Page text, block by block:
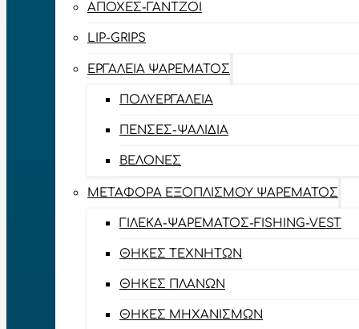
ΑΠΌΧΕΣ-ΓΆΝΤΖΟΙ
LIP-GRIPS
EΡΓΑΛΕΊΑ ΨΑΡΈΜΑΤΟΣ
ΠΟΛΥΕΡΓΑΛΕΊΑ
ΠΈΝΣΕΣ-ΨΑΛΊΔΙΑ
ΒΕΛΌΝΕΣ
ΜΕΤΑΦΟΡΆ ΕΞΟΠΛΙΣΜΟΎ ΨΑΡΈΜΑΤΟΣ
ΓΙΛΈΚΑ-ΨΑΡΈΜΑΤΟΣ-FISHING-VEST
ΘΉΚΕΣ ΤΕΧΝΗΤΏΝ
ΘΉΚΕΣ ΠΛΆΝΩΝ
ΘΉΚΕΣ ΜΗΧΑΝΙΣΜΏΝ